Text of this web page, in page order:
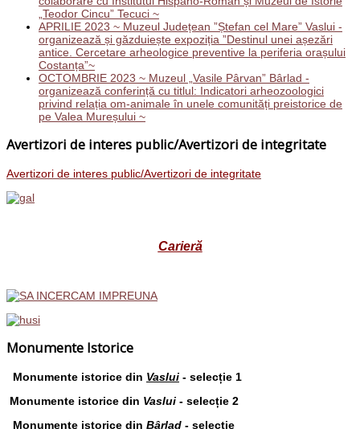
„Teodor Cincu” Tecuci ~
APRILIE 2023 ~ Muzeul Județean ”Ștefan cel Mare” Vaslui -
organizează și găzduiește expoziția ”Destinul unei așezări
antice. Cercetare arheologice preventive la periferia orașului
Costanța”~
OCTOMBRIE 2023 ~ Muzeul „Vasile Pârvan” Bârlad -
organizează conferință cu titlul: Indicatori arheozoologici
privind relația om-animale în unele comunități preistorice de
pe Valea Mureșului ~
Avertizori de interes public/Avertizori de integritate
Avertizori de interes public/Avertizori de integritate
Carieră
Monumente Istorice
Monumente istorice din Vaslui - selecție 1
Monumente istorice din Vaslui - selecție 2
Monumente istorice din Bârlad - selecție